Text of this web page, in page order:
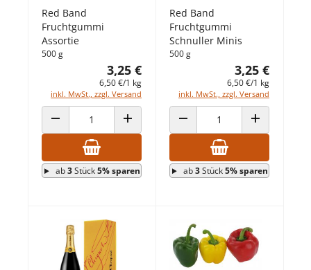
Red Band
Fruchtgummi
Assortie
500 g
3,25 €
6,50 €/1 kg
inkl. MwSt., zzgl. Versand
ANZAHL VERRINGERNANZAHL ERHÖHEN
ab3Stück5% sparen
Red Band
Fruchtgummi
Schnuller Minis
500 g
3,25 €
6,50 €/1 kg
inkl. MwSt., zzgl. Versand
ANZAHL VERRINGERNANZAHL
ab3Stück5% sparen